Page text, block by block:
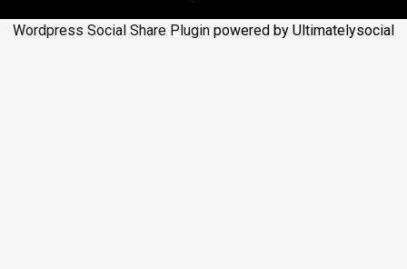
Wordpress Social Share Plugin powered by Ultimatelysocial